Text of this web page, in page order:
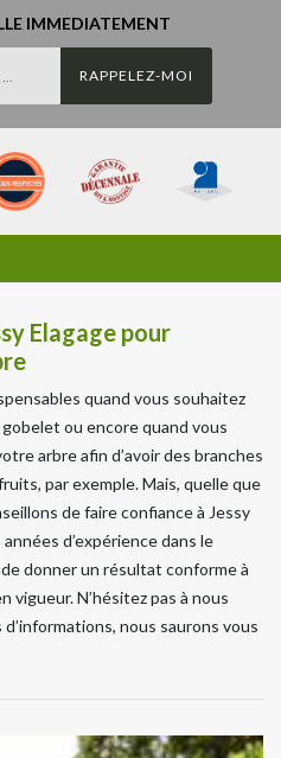
IMMEDIATEMENT
Elagage pour
quand vous souhaitez
ou encore quand vous
arbre afin d’avoir des branches
par exemple. Mais, quelle que
de faire confiance à Jessy
d’expérience dans le
donner un résultat conforme à
vigueur. N’hésitez pas à nous
nous saurons vous